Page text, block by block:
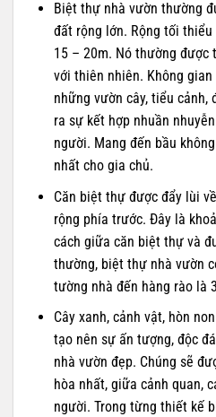
Biệt thự nhà vườn thường
đất rộng lớn. Rộng tối
15 – 20m. Nó thường
với thiên nhiên. Không
những vườn cây, tiểu cảnh,
ra sự kết hợp nhuần
người. Mang đến bầu
nhất cho gia chủ.
Căn biệt thự được đẩy lùi
rộng phía trước. Đây là
cách giữa căn biệt thự và
thường, biệt thự nhà vườn
tường nhà đến hàng rào là
Cây xanh, cảnh vật, hòn
tạo nên sự ấn tượng, độc
nhà vườn đẹp. Chúng sẽ
hòa nhất, giữa cảnh quan,
người. Trong từng thiết kế